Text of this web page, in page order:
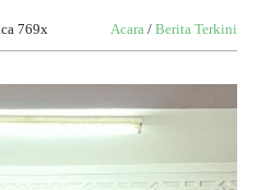
769x Acara / Berita Terkini